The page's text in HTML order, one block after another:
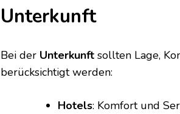
Unterkunft
Bei der Unterkunft sollten Lage,
berücksichtigt werden:
Hotels: Komfort und